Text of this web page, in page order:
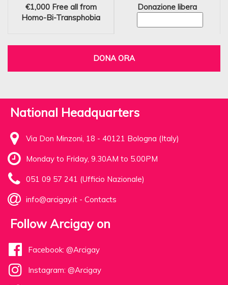
€1,000 Free all from
Homo-Bi-Transphobia
Donazione libera
DONA ORA
National Headquarters
Via Don Minzoni, 18 - 40121 Bologna (Italy)
Monday to Friday, 9.30AM to 5.00PM
051 09 57 241 (Ufficio Nazionale)
info@arcigay.it - Contacts
Follow Arcigay on
Facebook: @Arcigay
Instagram: @Arcigay